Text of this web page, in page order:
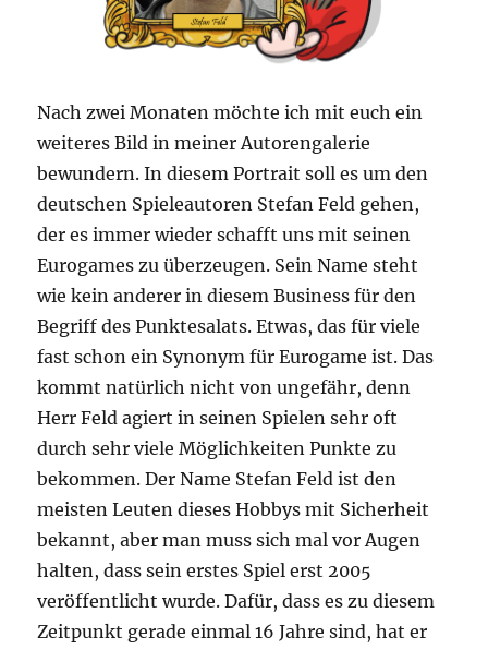
Nach zwei Monaten möchte ich mit euch ein
weiteres Bild in meiner Autorengalerie
bewundern. In diesem Portrait soll es um den
deutschen Spieleautoren Stefan Feld gehen,
der es immer wieder schafft uns mit seinen
Eurogames zu überzeugen. Sein Name steht
wie kein anderer in diesem Business für den
Begriff des Punktesalats. Etwas, das für viele
fast schon ein Synonym für Eurogame ist. Das
kommt natürlich nicht von ungefähr, denn
Herr Feld agiert in seinen Spielen sehr oft
durch sehr viele Möglichkeiten Punkte zu
bekommen. Der Name Stefan Feld ist den
meisten Leuten dieses Hobbys mit Sicherheit
bekannt, aber man muss sich mal vor Augen
halten, dass sein erstes Spiel erst 2005
veröffentlicht wurde. Dafür, dass es zu diesem
Zeitpunkt gerade einmal 16 Jahre sind, hat er